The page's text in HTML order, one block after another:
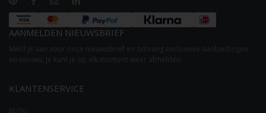
AANMELDEN NIEUWSBRIEF
KLANTENSERVICE